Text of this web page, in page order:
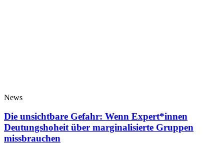
News
Die unsichtbare Gefahr: Wenn Expert*innen
Deutungshoheit über marginalisierte Gruppen
missbrauchen